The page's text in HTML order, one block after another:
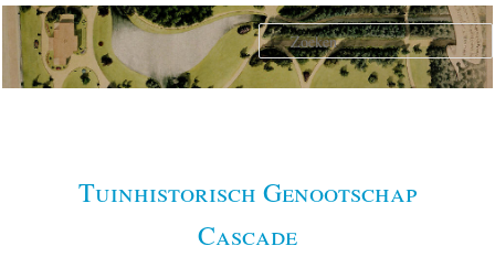
Spring
naar
primaire
Tuinhistorisch Genootschap
Cascade